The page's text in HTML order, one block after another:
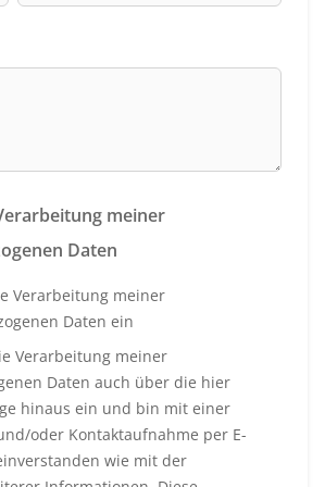
meiner
Daten
Verarbeitung meiner
Daten ein
Verarbeitung meiner
Daten auch über die hier
hinaus ein und bin mit einer
oder Kontaktaufnahme per E-
wie mit der